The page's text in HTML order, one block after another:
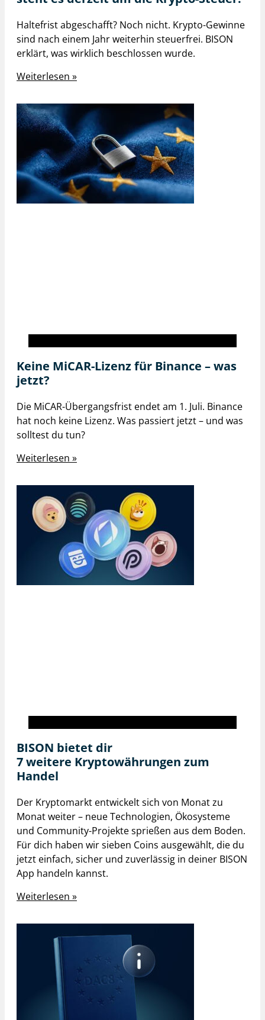
Haltefrist abgeschafft? Noch nicht. Krypto-Gewinne
sind nach einem Jahr weiterhin steuerfrei. BISON
erklärt, was wirklich beschlossen wurde.
Weiterlesen »
Keine MiCAR-Lizenz für Binance – was
jetzt?
Die MiCAR-Übergangsfrist endet am 1. Juli. Binance
hat noch keine Lizenz. Was passiert jetzt – und was
solltest du tun?
Weiterlesen »
BISON bietet dir
7 weitere Kryptowährungen zum
Handel
Der Kryptomarkt entwickelt sich von Monat zu
Monat weiter – neue Technologien, Ökosysteme
und Community-Projekte sprießen aus dem Boden.
Für dich haben wir sieben Coins ausgewählt, die du
jetzt einfach, sicher und zuverlässig in deiner BISON
App handeln kannst.
Weiterlesen »